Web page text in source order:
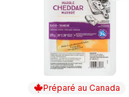
Préparé au Canada